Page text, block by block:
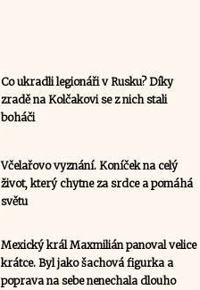
Co ukradli legionáři v Rusku? Díky
zradě na Kolčakovi se z nich stali
boháči
Včelařovo vyznání. Koníček na celý
život, který chytne za srdce a pomáhá
světu
Mexický král Maxmilián panoval velice
krátce. Byl jako šachová figurka a
poprava na sebe nenechala dlouho